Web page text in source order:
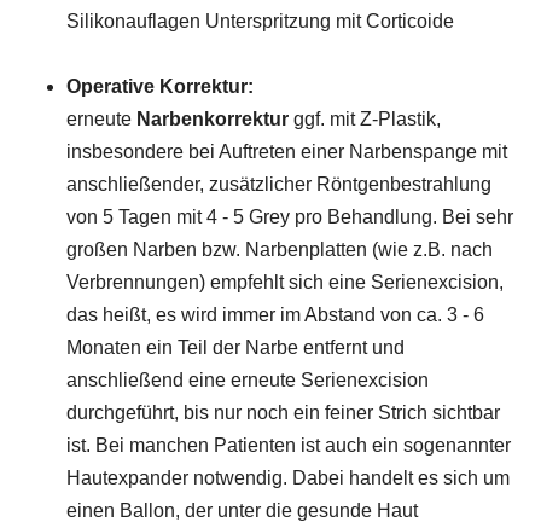
Silikonauflagen Unterspritzung mit Corticoide
Operative Korrektur:
erneute Narbenkorrektur ggf. mit Z-Plastik,
insbesondere bei Auftreten einer Narbenspange mit
anschließender, zusätzlicher Röntgenbestrahlung
von 5 Tagen mit 4 - 5 Grey pro Behandlung. Bei sehr
großen Narben bzw. Narbenplatten (wie z.B. nach
Verbrennungen) empfehlt sich eine Serienexcision,
das heißt, es wird immer im Abstand von ca. 3 - 6
Monaten ein Teil der Narbe entfernt und
anschließend eine erneute Serienexcision
durchgeführt, bis nur noch ein feiner Strich sichtbar
ist. Bei manchen Patienten ist auch ein sogenannter
Hautexpander notwendig. Dabei handelt es sich um
einen Ballon, der unter die gesunde Haut